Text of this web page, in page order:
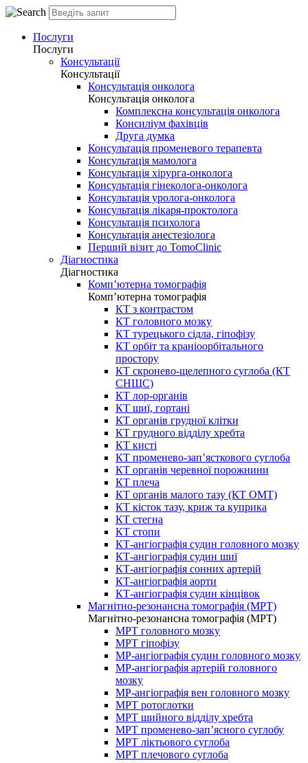
Послуги
Послуги
Консультації
Консультації
Консультація онколога
Консультація онколога
Комплексна консультація онколога
Консиліум фахівців
Друга думка
Консультація променевого терапевта
Консультація мамолога
Консультація хірурга-онколога
Консультація гінеколога-онколога
Консультація уролога-онколога
Консультація лікаря-проктолога
Консультація психолога
Консультація анестезіолога
Перший візит до TomoClinic
Діагностика
Діагностика
Комп’ютерна томографія
Комп’ютерна томографія
КТ з контрастом
КТ головного мозку
КТ турецького сідла, гіпофізу
КТ орбіт та краніоорбітального
простору
КТ скронево-щелепного суглоба (КТ
СНЩС)
КТ лор-органів
КТ шиї, гортані
КТ органів грудної клітки
КТ грудного відділу хребта
КТ кисті
КТ променево-зап’ясткового суглоба
КТ органів черевної порожнини
КТ плеча
КТ органів малого тазу (КТ ОМТ)
КТ кісток тазу, криж та куприка
КТ стегна
КТ стопи
КТ-ангіографія судин головного мозку
КТ-ангіографія судин шиї
КТ-ангіографія сонних артерій
КТ-ангіографія аорти
КТ-ангіографія судин кінцівок
Магнітно-резонансна томографія (МРТ)
Магнітно-резонансна томографія (МРТ)
МРТ головного мозку
МРТ гіпофізу
МР-ангіографія судин головного мозку
МР-ангіографія артерій головного
мозку
МР-ангіографія вен головного мозку
МРТ ротоглотки
МРТ шийного відділу хребта
МРТ променево-зап’ясного суглобу
МРТ ліктьового суглоба
МРТ плечового суглоба